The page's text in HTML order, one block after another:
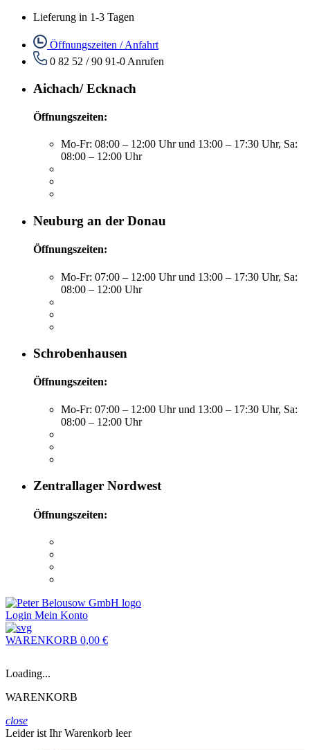
Lieferung in 1-3 Tagen
Öffnungszeiten / Anfahrt
0 82 52 / 90 91-0 Anrufen
Aichach/ Ecknach
Öffnungszeiten:
Mo-Fr: 08:00 – 12:00 Uhr und 13:00 – 17:30 Uhr, Sa:
08:00 – 12:00 Uhr
Neuburg an der Donau
Öffnungszeiten:
Mo-Fr: 07:00 – 12:00 Uhr und 13:00 – 17:30 Uhr, Sa:
08:00 – 12:00 Uhr
Schrobenhausen
Öffnungszeiten:
Mo-Fr: 07:00 – 12:00 Uhr und 13:00 – 17:30 Uhr, Sa:
08:00 – 12:00 Uhr
Zentrallager Nordwest
Öffnungszeiten:
Login Mein Konto
WARENKORB 0,00 €
Loading...
WARENKORB
close
Leider ist Ihr Warenkorb leer